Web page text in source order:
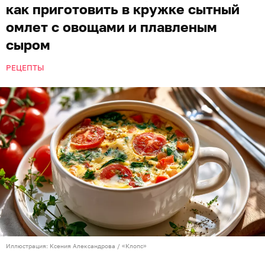
как приготовить в кружке сытный
омлет с овощами и плавленым
сыром
РЕЦЕПТЫ
Иллюстрация: Ксения Александрова / «Клопс»